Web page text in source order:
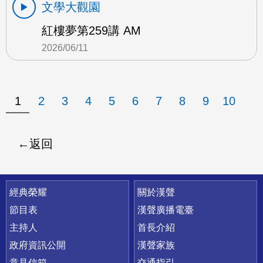
文學大觀園
紅樓夢第259講 AM
2026/06/11
1 2 3 4 5 6 7 8 9 10
返回
快速連結
經典榮耀
節目表
主持人
政府資訊公開
關於漢聲
漢聲廣播電臺
首長介紹
漢聲家族